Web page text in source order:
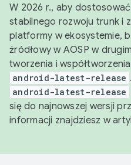
W 2026 r., aby
stabilnego rozwoju trunk i
platformy w ekosystemie,
źródłowy w AOSP w
tworzenia i
android-latest-release
android-latest-release
się do najnowszej wersji
informacji znajdziesz w